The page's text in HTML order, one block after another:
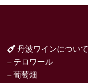
丹波ワインについて
– テロワール
– 葡萄畑